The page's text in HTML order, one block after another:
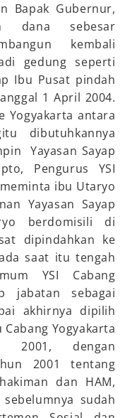
Bapak Gubernur,
dana sebesar
kembali
gedung seperti
Ibu Pusat pindah
1 April 2004.
Yogyakarta antara
dibutuhkannya
Yayasan Sayap
Pengurus YSI
ibu Utaryo
Yayasan Sayap
berdomisili di
dipindahkan ke
saat itu tengah
YSI Cabang
jabatan sebagai
akhirnya dipilih
Yogyakarta
dengan
2001 tentang
dan HAM,
sudah